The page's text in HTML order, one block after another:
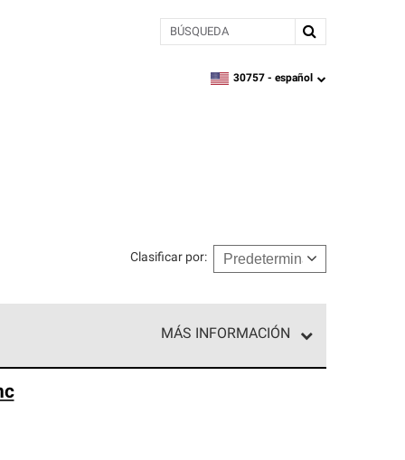
BÚSQUEDA
zipcode,language
30757 - español
Clasificar por:
MÁS INFORMACIÓN
incomparable. Solo ellos pueden